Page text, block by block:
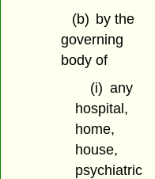
(b) by the
governing
body of
(i) any
hospital,
home,
house,
psychiatric